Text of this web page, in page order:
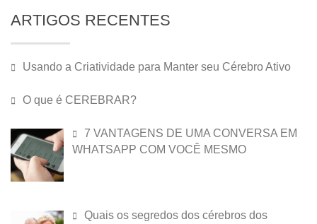
ARTIGOS RECENTES
Usando a Criatividade para Manter seu Cérebro Ativo
O que é CEREBRAR?
7 VANTAGENS DE UMA CONVERSA EM
WHATSAPP COM VOCÊ MESMO
Quais os segredos dos cérebros dos